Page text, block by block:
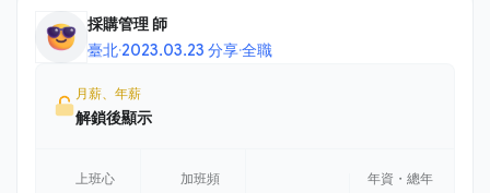
採購管理 師
臺北·2023.03.23 分享·全職
月薪、年薪
解鎖後顯示
上班心
加班頻
年資・總年